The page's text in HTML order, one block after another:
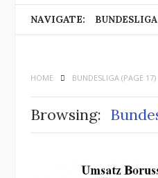
NAVIGATE: BUNDESLIGA
HOME BUNDESLIGA (PAGE 17)
Browsing: